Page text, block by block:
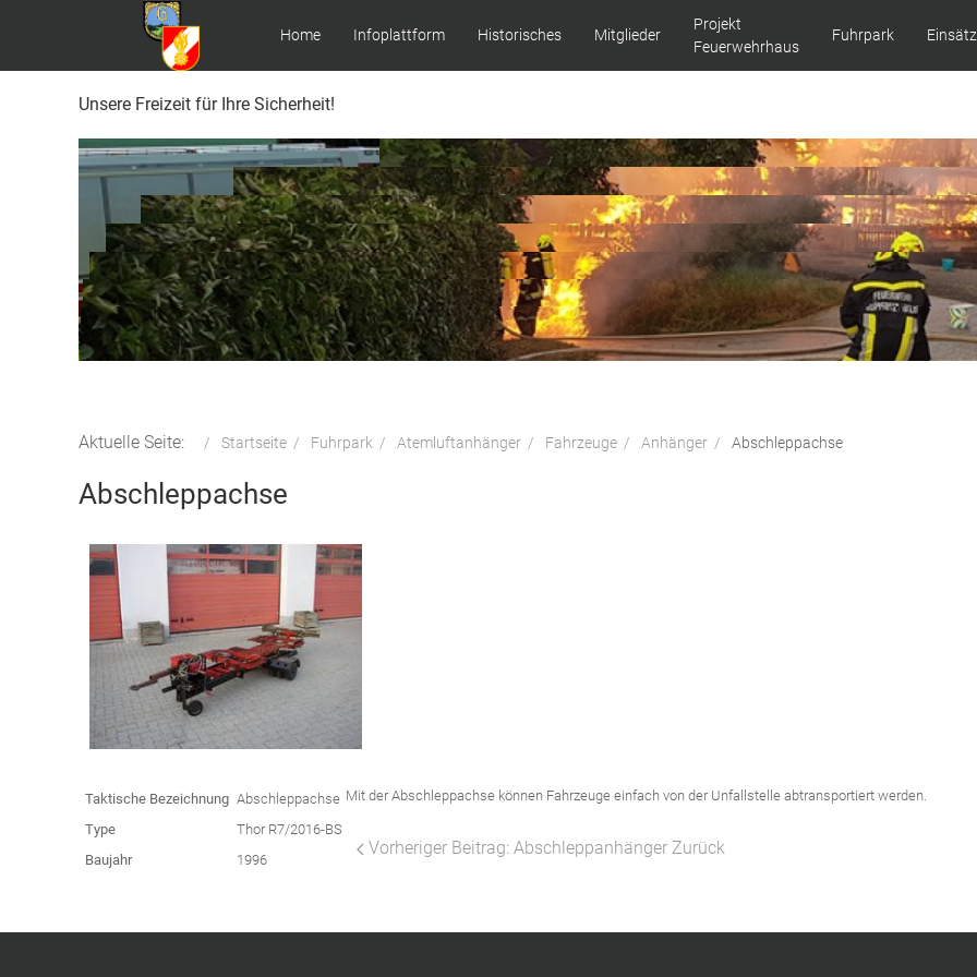
Home Infoplattform Historisches Mitglieder
Projekt
Feuerwehrhaus
Fuhrpark
Unsere Freizeit für Ihre Sicherheit!
Aktuelle Seite: Startseite Fuhrpark Atemluftanhänger Fahrzeuge Anhänger Abschleppachse
Abschleppachse
Taktische Bezeichnung Abschleppachse
Type
Thor R7/2016-BS
Baujahr
1996
Mit der Abschleppachse können Fahrzeuge einfach von der Unfallstelle abtransportiert werden.
Vorheriger Beitrag: Abschleppanhänger Zurück